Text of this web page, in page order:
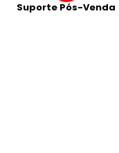
Suporte Pós-Venda